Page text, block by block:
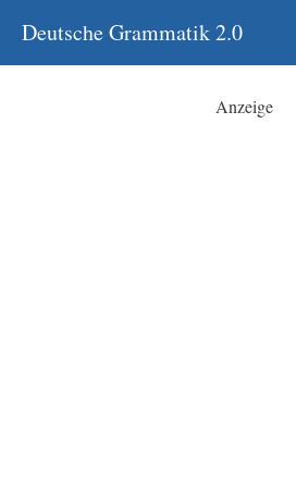
Inhalt
springen
Deutsche Grammatik 2.0
Anzeige